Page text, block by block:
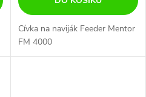
Cívka na naviják Feeder Mentor
FM 4000